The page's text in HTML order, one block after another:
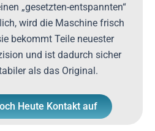
„gesetzten-entspannten“
wird die Maschine frisch
bekommt Teile neuester
und ist dadurch sicher
als das Original.
Heute Kontakt auf